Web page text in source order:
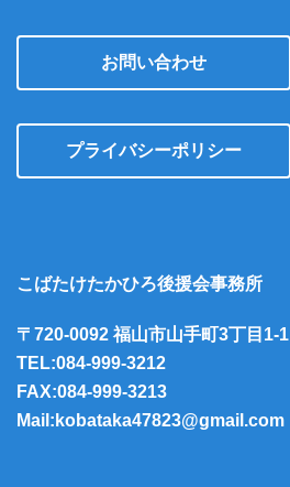
お問い合わせ
プライバシーポリシー
こばたけたかひろ後援会事務所
〒720-0092 福山市山手町3丁目1-1
TEL:084-999-3212
FAX:084-999-3213
Mail:kobataka47823@gmail.com